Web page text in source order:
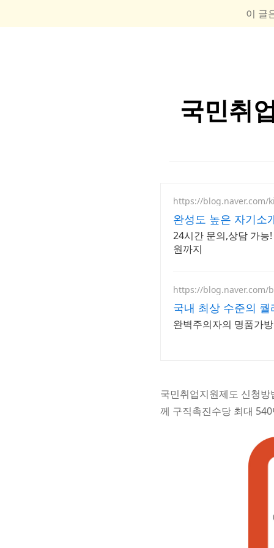
이 글
국민취
https://blog.naver.com/
완성도 높은 자기소
24시간 문의,상담 가
원까지
https://blog.naver.com/
국내 최상 수준의
완벽주의자의 명품가
국민취업지원제도 신청
께 구직촉진수당 최대